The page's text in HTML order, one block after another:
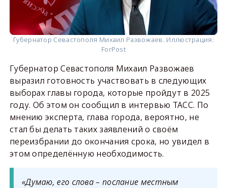
Губернатор Севастополя Михаил Развожаев. Иллюстрация:
ForPost
Губернатор Севастополя Михаил Развожаев
выразил готовность участвовать в следующих
выборах главы города, которые пройдут в 2025
году. Об этом он сообщил в интервью ТАСС. По
мнению эксперта, глава города, вероятно, не
стал бы делать таких заявлений о своём
переизбрании до окончания срока, но увидел в
этом определённую необходимость.
«Думаю, его слова – послание местным